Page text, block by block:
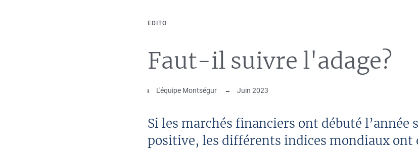
EDITO
Faut-il suivre l'adage?
L'équipe Montségur Juin 2023
Si les marchés financiers ont débuté l’année
positive, les différents indices mondiaux ont